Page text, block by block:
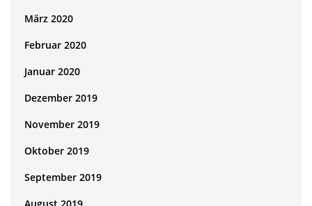
März 2020
Februar 2020
Januar 2020
Dezember 2019
November 2019
Oktober 2019
September 2019